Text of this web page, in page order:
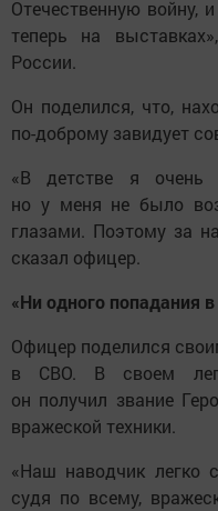
Отечественную войну,
теперь на
России.
Он поделился, что,
по-доброму завидует
«В детстве я очень
но у меня не было
глазами. Поэтому за
сказал офицер.
«Ни одного попадания
Офицер поделился
в СВО. В своем
он получил звание
вражеской техники.
«Наш наводчик легко
судя по всему,